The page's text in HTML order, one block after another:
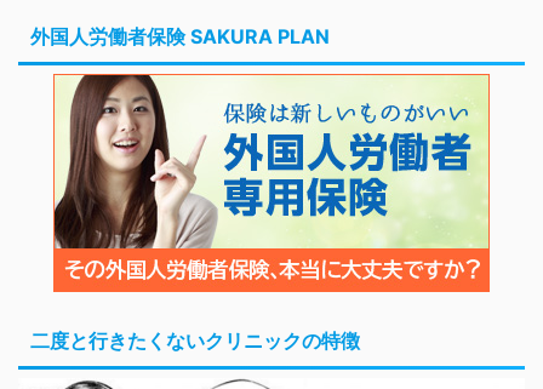
外国人労働者保険 SAKURA PLAN
二度と行きたくないクリニックの特徴